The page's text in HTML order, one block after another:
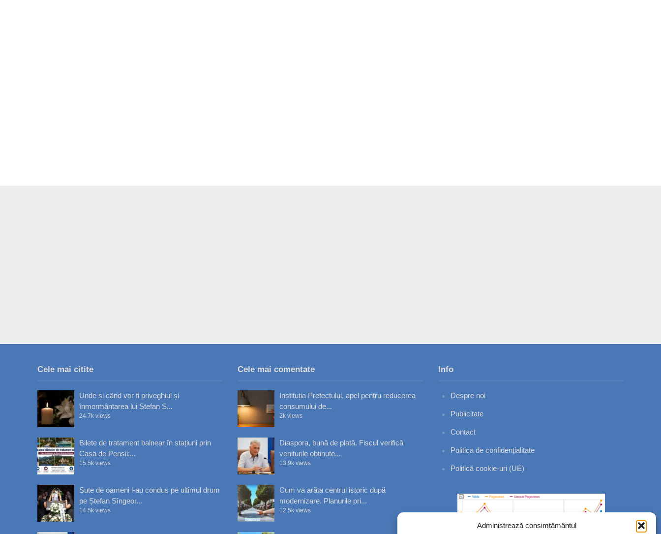
Administrează consimțământul
Cele mai citite
Unde și când vor fi priveghiul și
înmormântarea lui Ștefan S...
24.7k views
Bilete de tratament balnear în stațiuni prin
Casa de Pensii:...
15.5k views
Sute de oameni l-au condus pe ultimul drum
pe Ștefan Sîngeor...
14.5k views
Cele mai comentate
Instituția Prefectului, apel pentru reducerea
consumului de...
2k views
Diaspora, bună de plată. Fiscul verifică
veniturile obținute...
13.9k views
Cum va arăta centrul istoric după
modernizare. Planurile pri...
12.5k views
Info
Despre noi
Publicitate
Contact
Politica de confidențialitate
Politică cookie-uri (UE)